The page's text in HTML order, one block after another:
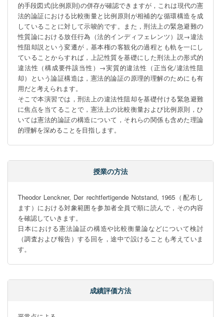
的手段図式(比例原則)の併存が確認できますが，これは現代の憲
法的論証における比較衡量と比例原則が相補的な循環構造を成
していることに対して示唆的です。また，刑法上の緊急避難の
性質論における放任行為（法的インディフェレンツ）説→違法
性阻却説という変遷が，基本権の客観化の過程とも軌を一にし
ていることからすれば，上記性質を基礎にした刑法上の形式的
違法性（構成要件該当性）→実質的違法性（正当化/違法性阻
却）という論証構造は，憲法的論証の原理的理解のためにも有
用だと考えられます。
そこで本演習では，刑法上の違法性阻却を基礎付ける緊急避難
に焦点を当てることで，憲法上の比較衡量および比例原則，ひ
いては憲法的論証の構造について，それらの関係も含めた理論
的理解を深めることを目指します。
授業の方法
Theodor Lenckner, Der rechtfertigende Notstand, 1965（配布し
ます）における対象範囲を参加者全員で順に読んで，その内容
を確認していきます。
日本における憲法論証の構造や比較衡量論などについて検討
（調査および報告）する回を，途中で設けることも考えていま
す。
成績評価方法